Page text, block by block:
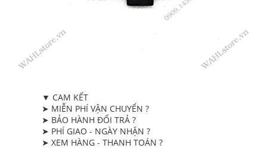
▼ CAM KẾT
➤ MIỄN PHÍ VẬN CHUYỂN ?
➤ BẢO HÀNH ĐỔI TRẢ ?
➤ PHÍ GIAO - NGÀY NHẬN ?
➤ XEM HÀNG - THANH TOÁN ?